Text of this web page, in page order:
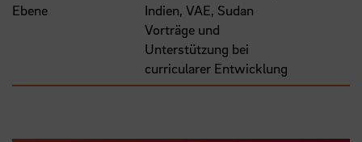
Ebene
Indien, VAE, Sudan
Vorträge und
Unterstützung bei
curricularer Entwicklung